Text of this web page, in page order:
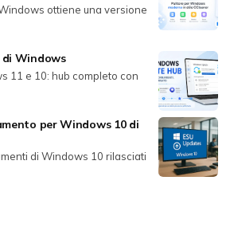
ottiene una versione
Windows
11 e 10: hub completo con
per Windows 10 di
di Windows 10 rilasciati